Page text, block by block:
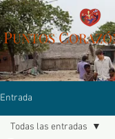
PUNTOSC
Entrada
Todas las entradas